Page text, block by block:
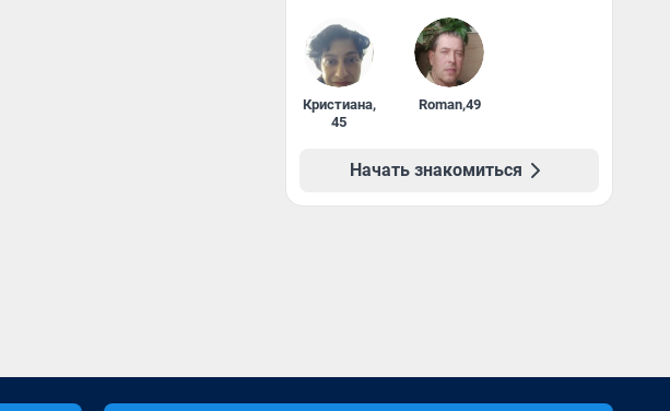
Кристиана,
45
Roman,49
Начать знакомиться